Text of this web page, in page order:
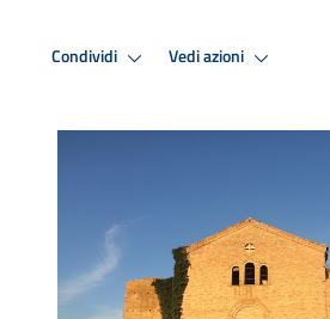
Condividi Vedi azioni